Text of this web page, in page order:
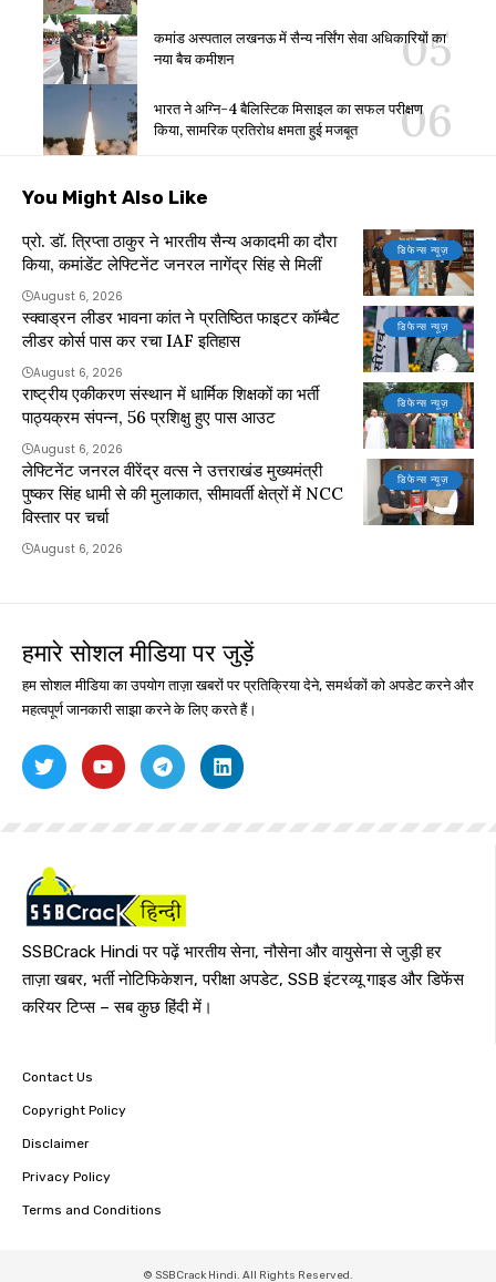
कमांड अस्पताल लखनऊ में सैन्य नर्सिंग सेवा अधिकारियों का
नया बैच कमीशन
भारत ने अग्नि-4 बैलिस्टिक मिसाइल का सफल परीक्षण
किया, सामरिक प्रतिरोध क्षमता हुई मजबूत
You Might Also Like
डिफेन्स न्यूज़
प्रो. डॉ. त्रिप्ता ठाकुर ने भारतीय सैन्य अकादमी का दौरा
किया, कमांडेंट लेफ्टिनेंट जनरल नागेंद्र सिंह से मिलीं
August 6, 2026
डिफेन्स न्यूज़
स्क्वाड्रन लीडर भावना कांत ने प्रतिष्ठित फाइटर कॉम्बैट
लीडर कोर्स पास कर रचा IAF इतिहास
August 6, 2026
डिफेन्स न्यूज़
राष्ट्रीय एकीकरण संस्थान में धार्मिक शिक्षकों का भर्ती
पाठ्यक्रम संपन्न, 56 प्रशिक्षु हुए पास आउट
August 6, 2026
डिफेन्स न्यूज़
लेफ्टिनेंट जनरल वीरेंद्र वत्स ने उत्तराखंड मुख्यमंत्री
पुष्कर सिंह धामी से की मुलाकात, सीमावर्ती क्षेत्रों में NCC
विस्तार पर चर्चा
August 6, 2026
हमारे सोशल मीडिया पर जुड़ें
हम सोशल मीडिया का उपयोग ताज़ा खबरों पर प्रतिक्रिया देने, समर्थकों को अपडेट करने और
महत्वपूर्ण जानकारी साझा करने के लिए करते हैं।
SSBCrack Hindi पर पढ़ें भारतीय सेना, नौसेना और वायुसेना से जुड़ी हर
ताज़ा खबर, भर्ती नोटिफिकेशन, परीक्षा अपडेट, SSB इंटरव्यू गाइड और डिफेंस
करियर टिप्स – सब कुछ हिंदी में।
Contact Us
Copyright Policy
Disclaimer
Privacy Policy
Terms and Conditions
© SSBCrack Hindi. All Rights Reserved.